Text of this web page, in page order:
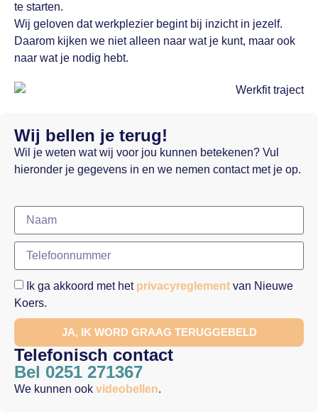
te starten.
Wij geloven dat werkplezier begint bij inzicht in jezelf.
Daarom kijken we niet alleen naar wat je kunt, maar ook
naar wat je nodig hebt.
Wij bellen je terug!
Wil je weten wat wij voor jou kunnen betekenen? Vul
hieronder je gegevens in en we nemen contact met je op.
Ik ga akkoord met het privacyreglement van Nieuwe
Koers.
JA, IK WORD GRAAG TERUGGEBELD
Telefonisch contact
Bel 0251 271367
We kunnen ook videobellen.